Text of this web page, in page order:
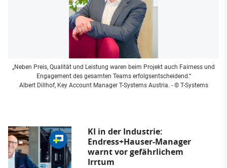
„Neben Preis, Qualität und Leistung waren beim Projekt auch Fairness und
Engagement des gesamten Teams erfolgsentscheidend.“
Albert Dillhof, Key Account Manager T-Systems Austria. - © T-Systems
KI in der Industrie:
Endress+Hauser-Manager
warnt vor gefährlichem
Irrtum